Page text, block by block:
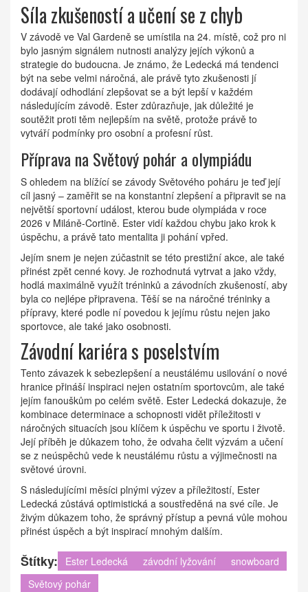
Síla zkušeností a učení se z chyb
V závodě ve Val Gardeně se umístila na 24. místě, což pro ni
bylo jasným signálem nutnosti analýzy jejích výkonů a
strategie do budoucna. Je známo, že Ledecká má tendenci
být na sebe velmi náročná, ale právě tyto zkušenosti jí
dodávají odhodlání zlepšovat se a být lepší v každém
následujícím závodě. Ester zdůrazňuje, jak důležité je
soutěžit proti těm nejlepším na světě, protože právě to
vytváří podmínky pro osobní a profesní růst.
Příprava na Světový pohár a olympiádu
S ohledem na blížící se závody Světového poháru je teď její
cíl jasný – zaměřit se na konstantní zlepšení a připravit se na
největší sportovní událost, kterou bude olympiáda v roce
2026 v Miláně-Cortině. Ester vidí každou chybu jako krok k
úspěchu, a právě tato mentalita ji pohání vpřed.
Jejím snem je nejen zúčastnit se této prestižní akce, ale také
přinést zpět cenné kovy. Je rozhodnutá vytrvat a jako vždy,
hodlá maximálně využít tréninků a závodních zkušeností, aby
byla co nejlépe připravena. Těší se na náročné tréninky a
přípravy, které podle ní povedou k jejímu růstu nejen jako
sportovce, ale také jako osobnosti.
Závodní kariéra s poselstvím
Tento závazek k sebezlepšení a neustálému usilování o nové
hranice přináší inspiraci nejen ostatním sportovcům, ale také
jejím fanouškům po celém světě. Ester Ledecká dokazuje, že
kombinace determinace a schopnosti vidět příležitosti v
náročných situacích jsou klíčem k úspěchu ve sportu i životě.
Její příběh je důkazem toho, že odvaha čelit výzvám a učení
se z neúspěchů vede k neustálému růstu a výjimečnosti na
světové úrovni.
S následujícími měsíci plnými výzev a příležitostí, Ester
Ledecká zůstává optimistická a soustředěná na své cíle. Je
živým důkazem toho, že správný přístup a pevná vůle mohou
přinést úspěch a být inspirací mnohým dalším.
Štítky: Ester Ledecká závodní lyžování
snowboard
Světový pohár